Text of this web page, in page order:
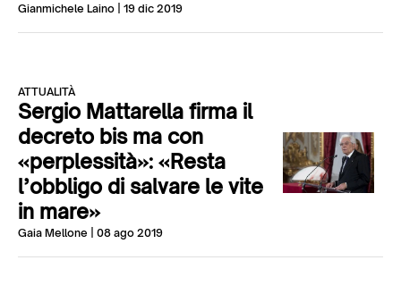
Gianmichele Laino | 19 dic 2019
ATTUALITÀ
Sergio Mattarella firma il
decreto bis ma con
«perplessità»: «Resta
l’obbligo di salvare le vite
in mare»
Gaia Mellone | 08 ago 2019